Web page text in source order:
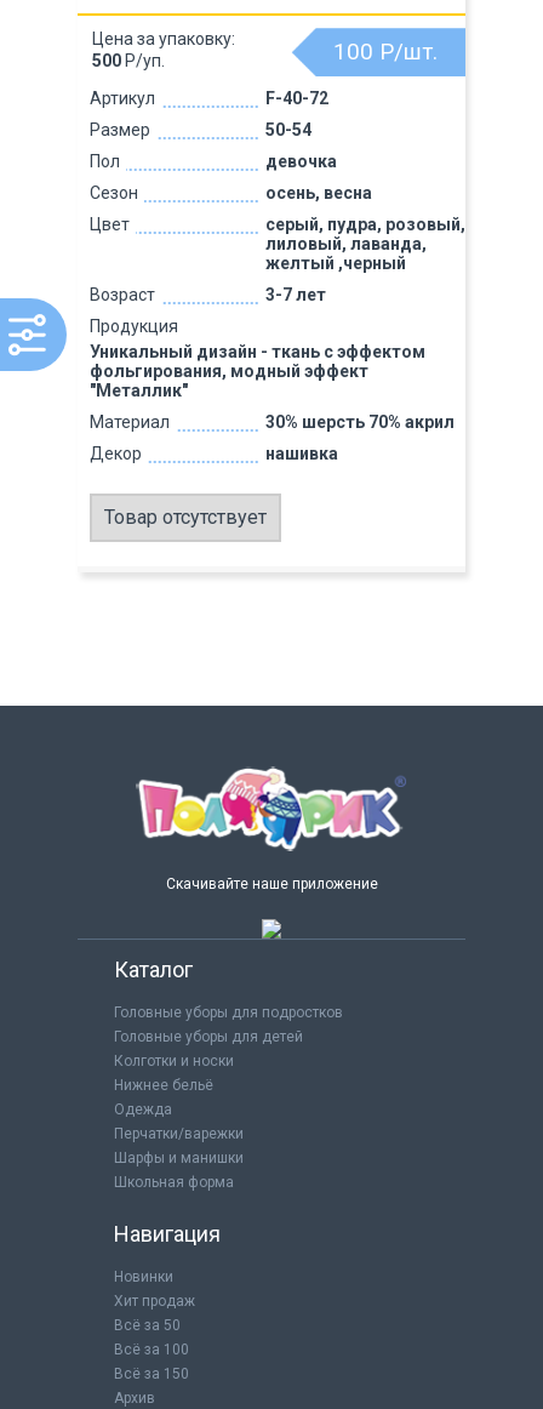
Артикул
F-40-72
Размер
50-54
Пол
девочка
Сезон
осень, весна
Цвет
серый, пудра, розовый,
лиловый, лаванда,
желтый ,черный
Возраст
3-7 лет
Продукция
Уникальный дизайн - ткань с эффектом
фольгирования, модный эффект
"Металлик"
Материал
30% шерсть 70% акрил
Декор
нашивка
100 Р/шт.
Цена за упаковку:
500 Р/уп.
Товар отсутствует
Скачивайте наше приложение
Каталог
Головные уборы для подростков
Головные уборы для детей
Колготки и носки
Нижнее бельё
Одежда
Перчатки/варежки
Шарфы и манишки
Школьная форма
Навигация
Новинки
Хит продаж
Всё за 50
Всё за 100
Всё за 150
Архив